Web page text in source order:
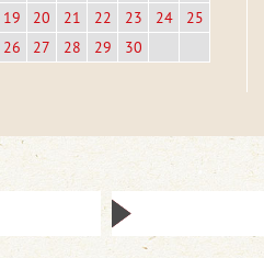
19
20 21 22 23 24
25
26
27 28 29 30